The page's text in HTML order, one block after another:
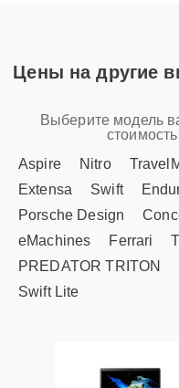
Цены на другие
Выберите модель
Aspire
Nitro
Extensa
Swift
Porsche Design
eMachines
Ferrari
PREDATOR TRITON
Swift Lite